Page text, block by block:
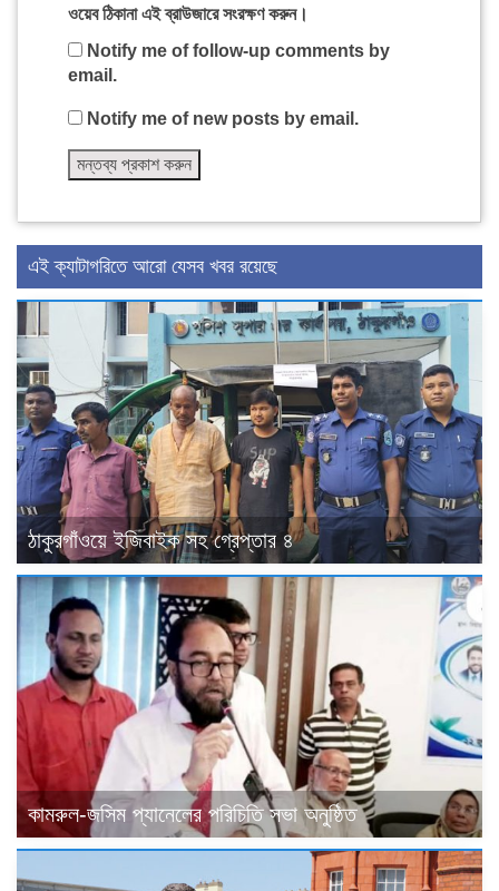
ওয়েব ঠিকানা এই ব্রাউজারে সংরক্ষণ করুন।
Notify me of follow-up comments by
email.
Notify me of new posts by email.
এই ক্যাটাগরিতে আরো যেসব খবর রয়েছে
ঠাকুরগাঁওয়ে ইজিবাইক সহ গ্রেপ্তার ৪
কামরুল-জসিম প্যানেলের পরিচিতি সভা অনুষ্ঠিত